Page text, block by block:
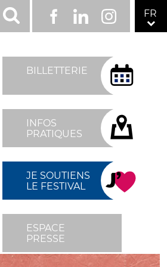
MENU
FIXÉ
DROITE
BILLETTERIE
INFOS
PRATIQUES
JE SOUTIENS
LE FESTIVAL
ESPACE
PRESSE
RÉSEAUX
SOCIAUX
TOP
FacebookLinkedInInstagram FR